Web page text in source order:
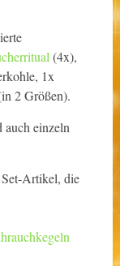
(4x),
1x
2 Größen).
auch einzeln
Artikel, die